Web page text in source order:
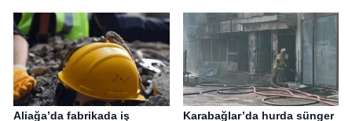
Aliağa’da fabrikada iş Karabağlar’da hurda sünger